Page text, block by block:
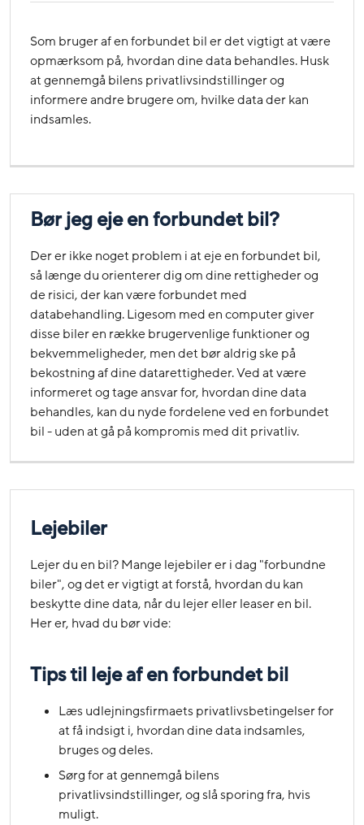
Som bruger af en forbundet bil er det vigtigt at være
opmærksom på, hvordan dine data behandles. Husk
at gennemgå bilens privatlivsindstillinger og
informere andre brugere om, hvilke data der kan
indsamles.
Bør jeg eje en forbundet bil?
Der er ikke noget problem i at eje en forbundet bil,
så længe du orienterer dig om dine rettigheder og
de risici, der kan være forbundet med
databehandling. Ligesom med en computer giver
disse biler en række brugervenlige funktioner og
bekvemmeligheder, men det bør aldrig ske på
bekostning af dine datarettigheder. Ved at være
informeret og tage ansvar for, hvordan dine data
behandles, kan du nyde fordelene ved en forbundet
bil - uden at gå på kompromis med dit privatliv.
Lejebiler
Lejer du en bil? Mange lejebiler er i dag "forbundne
biler", og det er vigtigt at forstå, hvordan du kan
beskytte dine data, når du lejer eller leaser en bil.
Her er, hvad du bør vide:
Tips til leje af en forbundet bil
Læs udlejningsfirmaets privatlivsbetingelser for
at få indsigt i, hvordan dine data indsamles,
bruges og deles.
Sørg for at gennemgå bilens
privatlivsindstillinger, og slå sporing fra, hvis
muligt.